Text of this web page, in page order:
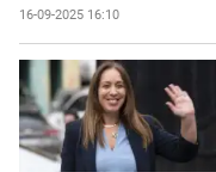
16-09-2025 16:10